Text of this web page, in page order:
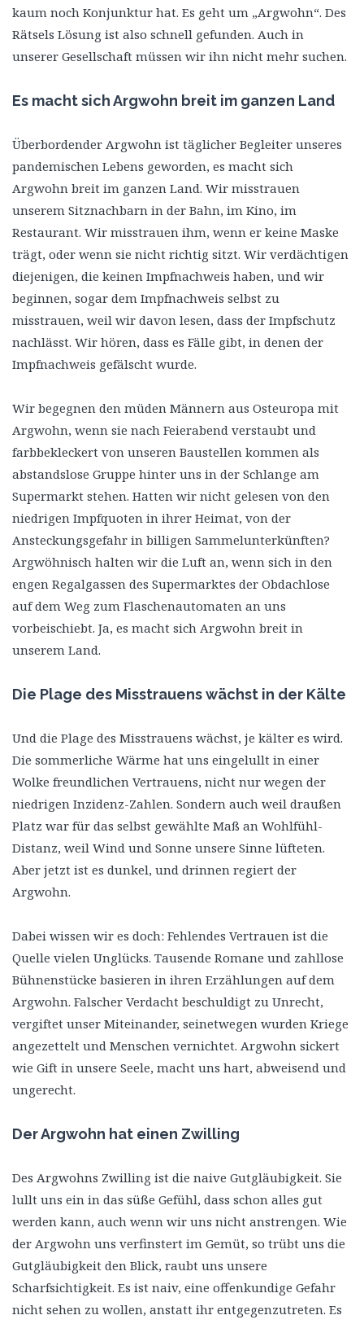
kaum noch Konjunktur hat. Es geht um „Argwohn“. Des
Rätsels Lösung ist also schnell gefunden. Auch in
unserer Gesellschaft müssen wir ihn nicht mehr suchen.
Es macht sich Argwohn breit im ganzen Land
Überbordender Argwohn ist täglicher Begleiter unseres
pandemischen Lebens geworden, es macht sich
Argwohn breit im ganzen Land. Wir misstrauen
unserem Sitznachbarn in der Bahn, im Kino, im
Restaurant. Wir misstrauen ihm, wenn er keine Maske
trägt, oder wenn sie nicht richtig sitzt. Wir verdächtigen
diejenigen, die keinen Impfnachweis haben, und wir
beginnen, sogar dem Impfnachweis selbst zu
misstrauen, weil wir davon lesen, dass der Impfschutz
nachlässt. Wir hören, dass es Fälle gibt, in denen der
Impfnachweis gefälscht wurde.
Wir begegnen den müden Männern aus Osteuropa mit
Argwohn, wenn sie nach Feierabend verstaubt und
farbbekleckert von unseren Baustellen kommen als
abstandslose Gruppe hinter uns in der Schlange am
Supermarkt stehen. Hatten wir nicht gelesen von den
niedrigen Impfquoten in ihrer Heimat, von der
Ansteckungsgefahr in billigen Sammelunterkünften?
Argwöhnisch halten wir die Luft an, wenn sich in den
engen Regalgassen des Supermarktes der Obdachlose
auf dem Weg zum Flaschenautomaten an uns
vorbeischiebt. Ja, es macht sich Argwohn breit in
unserem Land.
Die Plage des Misstrauens wächst in der Kälte
Und die Plage des Misstrauens wächst, je kälter es wird.
Die sommerliche Wärme hat uns eingelullt in einer
Wolke freundlichen Vertrauens, nicht nur wegen der
niedrigen Inzidenz-Zahlen. Sondern auch weil draußen
Platz war für das selbst gewählte Maß an Wohlfühl-
Distanz, weil Wind und Sonne unsere Sinne lüfteten.
Aber jetzt ist es dunkel, und drinnen regiert der
Argwohn.
Dabei wissen wir es doch: Fehlendes Vertrauen ist die
Quelle vielen Unglücks. Tausende Romane und zahllose
Bühnenstücke basieren in ihren Erzählungen auf dem
Argwohn. Falscher Verdacht beschuldigt zu Unrecht,
vergiftet unser Miteinander, seinetwegen wurden Kriege
angezettelt und Menschen vernichtet. Argwohn sickert
wie Gift in unsere Seele, macht uns hart, abweisend und
ungerecht.
Der Argwohn hat einen Zwilling
Des Argwohns Zwilling ist die naive Gutgläubigkeit. Sie
lullt uns ein in das süße Gefühl, dass schon alles gut
werden kann, auch wenn wir uns nicht anstrengen. Wie
der Argwohn uns verfinstert im Gemüt, so trübt uns die
Gutgläubigkeit den Blick, raubt uns unsere
Scharfsichtigkeit. Es ist naiv, eine offenkundige Gefahr
nicht sehen zu wollen, anstatt ihr entgegenzutreten. Es